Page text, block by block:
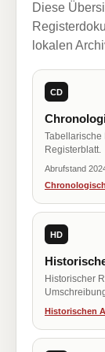
Diese
lokalen
CD
Tabellarische
Registerblatt.
Abrufstand
HD
Historischer
Historischen